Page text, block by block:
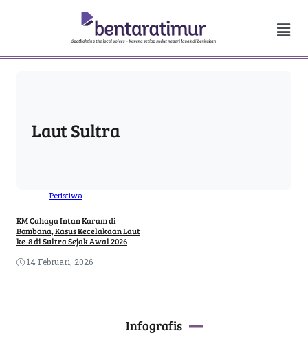
Laut Sultra
Peristiwa
KM Cahaya Intan Karam di
Bombana, Kasus Kecelakaan Laut
ke-8 di Sultra Sejak Awal 2026
14 Februari, 2026
Infografis